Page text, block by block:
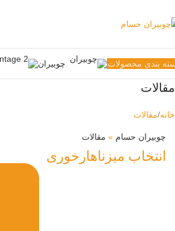
بندی محصولات چوبیران
مقالات
خانه مقالات
چوبیران حسام » مقالات
انتخاب میزناهارخوری